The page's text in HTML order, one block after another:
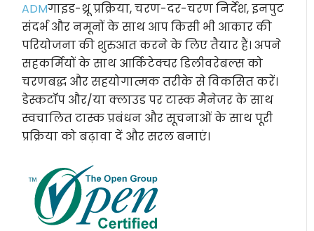
ADMगाइड-थ्रू प्रक्रिया, चरण-दर-चरण निर्देश, इनपुट
संदर्भ और नमूनों के साथ आप किसी भी आकार की
परियोजना की शुरुआत करने के लिए तैयार हैं। अपने
सहकर्मियों के साथ आर्किटेक्चर डिलीवरेबल्स को
चरणबद्ध और सहयोगात्मक तरीके से विकसित करें।
डेस्कटॉप और/या क्लाउड पर टास्क मैनेजर के साथ
स्वचालित टास्क प्रबंधन और सूचनाओं के साथ पूरी
प्रक्रिया को बढ़ावा दें और सरल बनाएं।